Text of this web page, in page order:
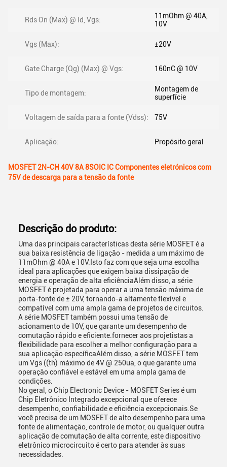
Rds On (Max) @ Id, Vgs:
11mOhm @ 40A,
10V
Vgs (Max): ±20V
Gate Charge (Qg) (Max) @ Vgs: 160nC @ 10V
Tipo de montagem:
Montagem de
superfície
Voltagem de saída para a fonte (Vdss): 75V
Aplicação: Propósito geral
MOSFET 2N-CH 40V 8A 8SOIC IC Componentes eletrónicos com
75V de descarga para a tensão da fonte
Descrição do produto:
Uma das principais características desta série MOSFET é a
sua baixa resistência de ligação - medida a um máximo de
11mOhm @ 40A e 10V.Isto faz com que seja uma escolha
ideal para aplicações que exigem baixa dissipação de
energia e operação de alta eficiênciaAlém disso, a série
MOSFET é projetada para operar a uma tensão máxima de
porta-fonte de ± 20V, tornando-a altamente flexível e
compatível com uma ampla gama de projetos de circuitos.
A série MOSFET também possui uma tensão de
acionamento de 10V, que garante um desempenho de
comutação rápido e eficiente.fornecer aos projetistas a
flexibilidade para escolher a melhor configuração para a
sua aplicação específicaAlém disso, a série MOSFET tem
um Vgs ((th) máximo de 4V @ 250ua, o que garante uma
operação confiável e estável em uma ampla gama de
condições.
No geral, o Chip Electronic Device - MOSFET Series é um
Chip Eletrônico Integrado excepcional que oferece
desempenho, confiabilidade e eficiência excepcionais.Se
você precisa de um MOSFET de alto desempenho para uma
fonte de alimentação, controle de motor, ou qualquer outra
aplicação de comutação de alta corrente, este dispositivo
eletrônico microcircuito é certo para atender às suas
necessidades.